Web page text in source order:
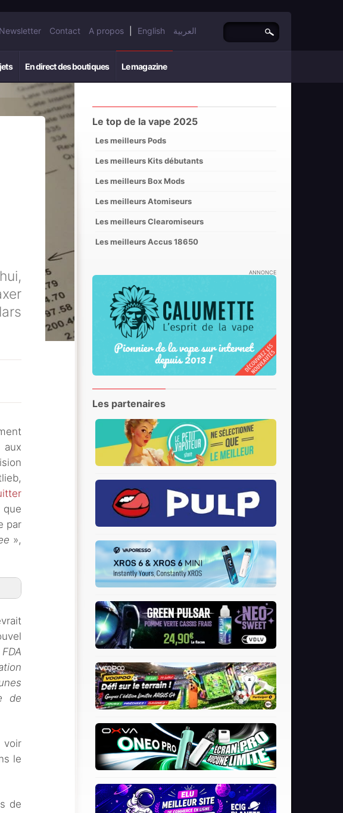
Newsletter Contact A propos English العربية
En direct des boutiques Le magazine
que
par
»,
de
voir
le
de
Le top de la vape 2025
Les meilleurs Pods
Les meilleurs Kits débutants
Les meilleurs Box Mods
Les meilleurs Atomiseurs
Les meilleurs Clearomiseurs
Les meilleurs Accus 18650
ANNONCE
Les partenaires